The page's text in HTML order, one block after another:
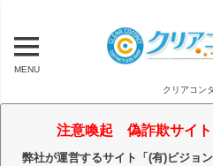
MENU
クリアコン
注意喚起 偽詐欺サイト
弊社が運営するサイト「(有)ビジョ